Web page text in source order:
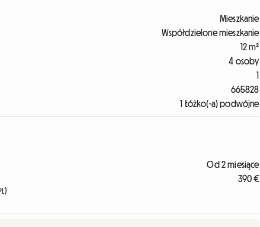
Mieszkanie
Współdzielone mieszkanie
12 m²
4 osoby
1
665828
1 Łóżko(-a) podwójne
Od 2 miesiące
390 €